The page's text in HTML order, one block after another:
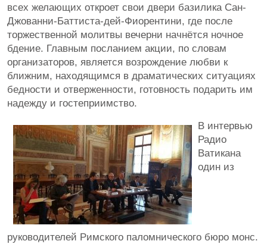
всех желающих откроет свои двери базилика Сан-
Джованни-Баттиста-дей-Фиорентини, где после
торжественной молитвы вечерни начнётся ночное
бдение. Главным посланием акции, по словам
организаторов, является возрождение любви к
ближним, находящимся в драматических ситуациях
бедности и отверженности, готовность подарить им
надежду и гостеприимство.
В интервью
Радио
Ватикана
один из
руководителей Римского паломнического бюро монс.